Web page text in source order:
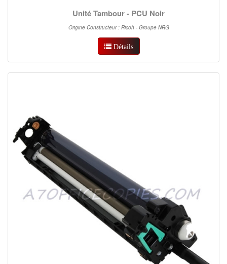
Unité Tambour - PCU Noir
Origine Constructeur : Ricoh - Groupe NRG
Détails